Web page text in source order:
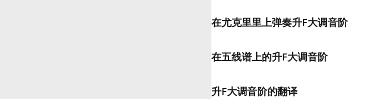
在尤克里里上弹奏升F大调音阶
在五线谱上的升F大调音阶
升F大调音阶的翻译